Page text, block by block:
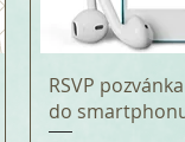
RSVP
do